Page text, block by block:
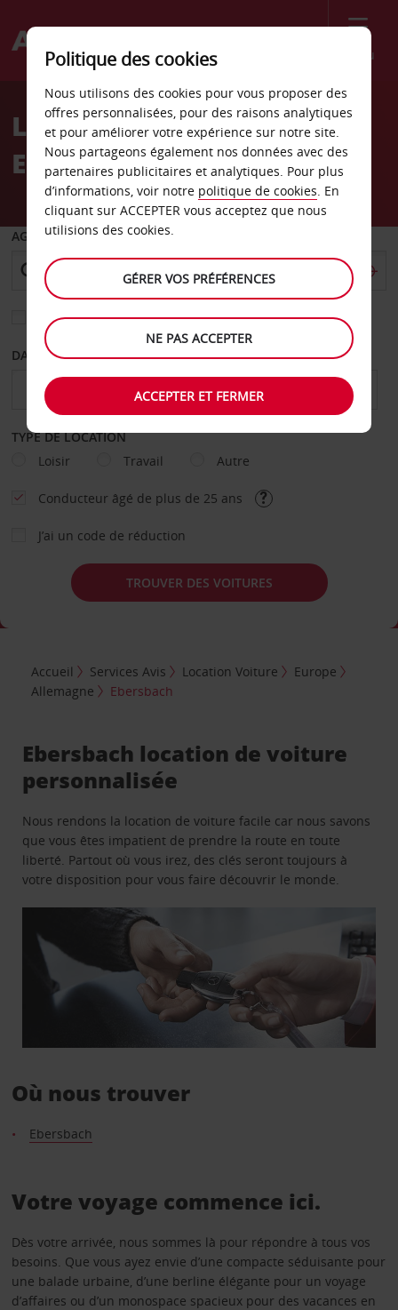
Menu
Welcome
AvisLocation de voiture
Ebersbach
AGENCE DE DÉPART
Sélectionnez une autre agence de retour
DATE DE DÉPART DATE DE RETOUR
TYPE DE LOCATION
Loisir
Travail Autre
Conducteur âgé de plus de 25 ans
J’ai un code de réduction
TROUVER DES VOITURES
Accueil Services Avis Location Voiture
Europe
Allemagne
Ebersbach
Ebersbach location de voiture
personnalisée
Nous rendons la location de voiture facile car nous savons
que vous êtes impatient de prendre la route en toute
liberté. Partout où vous irez, des clés seront toujours à
votre disposition pour vous faire découvrir le monde.
Où nous trouver
Ebersbach
Votre voyage commence ici.
Dès votre arrivée, nous sommes là pour répondre à tous vos
besoins. Que vous ayez envie d’une compacte séduisante pour
une balade urbaine, d’une berline élégante pour un voyage
d’affaires ou d’un monospace spacieux pour des vacances en
Politique des cookies
Nous utilisons des cookies pour vous proposer des
offres personnalisées, pour des raisons analytiques
et pour améliorer votre expérience sur notre site.
Nous partageons également nos données avec des
partenaires publicitaires et analytiques. Pour plus
d’informations, voir notre politique de cookies. En
cliquant sur ACCEPTER vous acceptez que nous
utilisions des cookies.
GÉRER VOS PRÉFÉRENCES
NE PAS ACCEPTER
ACCEPTER ET FERMER